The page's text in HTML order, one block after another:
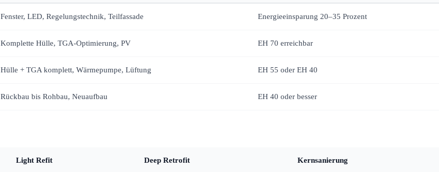
Fenster, LED, Regelungstechnik, Teilfassade Energieeinsparung 20–35 Prozent
Komplette Hülle, TGA-Optimierung, PV EH 70 erreichbar
Hülle + TGA komplett, Wärmepumpe, Lüftung EH 55 oder EH 40
Rückbau bis Rohbau, Neuaufbau EH 40 oder besser
Light Refit Deep Retrofit Kernsanierung